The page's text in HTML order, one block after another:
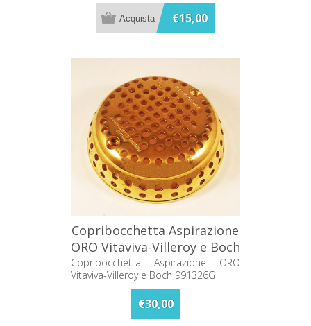
€15,00
Copribocchetta Aspirazione
ORO Vitaviva-Villeroy e Boch
991326G
Copribocchetta Aspirazione ORO
Vitaviva-Villeroy e Boch 991326G
€30,00